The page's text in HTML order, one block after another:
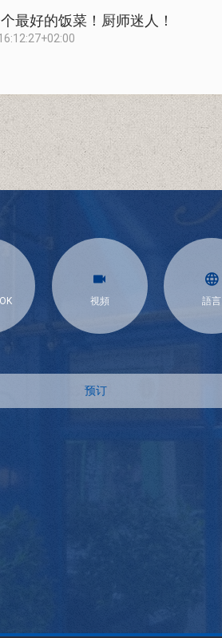
最好的饭菜！厨师迷人！
視頻 語言
预订